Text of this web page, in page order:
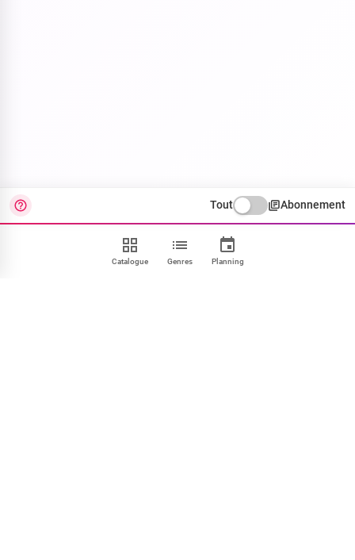
Catalogue Genres Planning
Tout Abonnement